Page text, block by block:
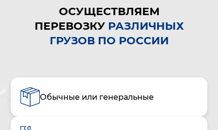
ОСУЩЕСТВЛЯЕМ
ПЕРЕВОЗКУРАЗЛИЧНЫХ
ГРУЗОВ ПО РОССИИ
Обычные или генеральные